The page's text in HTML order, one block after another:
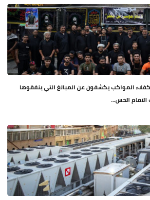
المواكب يكشفون عن المبالغ التي ينفقوها
الحس...